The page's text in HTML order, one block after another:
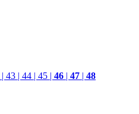
| 43 | 44 | 45 | 46 | 47 | 48